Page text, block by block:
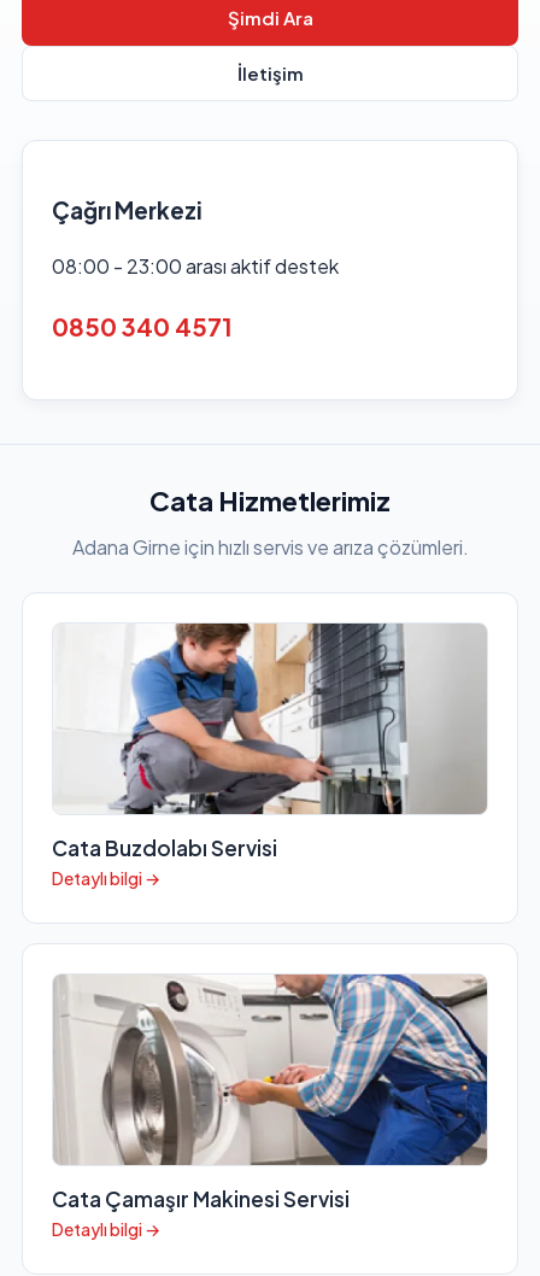
Şimdi Ara
İletişim
Çağrı Merkezi
08:00 - 23:00 arası aktif destek
0850 340 4571
Cata Hizmetlerimiz
Adana Girne için hızlı servis ve arıza çözümleri.
Cata Buzdolabı Servisi
Detaylı bilgi →
Cata Çamaşır Makinesi Servisi
Detaylı bilgi →